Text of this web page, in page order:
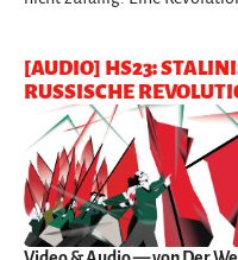
[AUDIO] HS23:
RUSSISCHE